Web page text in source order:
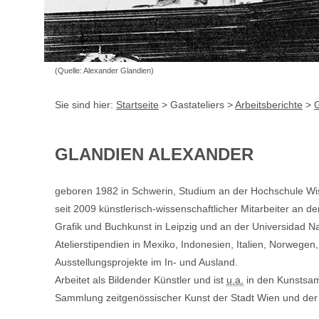
(Quelle: Alexander Glandien)
Sie sind hier: Startseite > Gastateliers >Arbeitsberichte >
GLANDIEN ALEXANDER
geboren 1982 in Schwerin, Studium an der Hochschule
seit 2009 künstlerisch-wissenschaftlicher Mitarbeiter an
Grafik und Buchkunst in Leipzig und an der Universidad
Atelierstipendien in Mexiko, Indonesien, Italien,
Ausstellungsprojekte im In- und Ausland.
Arbeitet als Bildender Künstler und ist u.a.
in den
Sammlung zeitgenössischer Kunst der Stadt Wien und